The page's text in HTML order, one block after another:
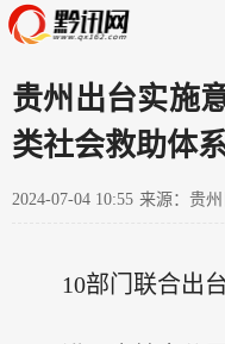
贵州出台实施
类社会救助体
2024-07-04 10:55 来源：贵州
10部门联合出